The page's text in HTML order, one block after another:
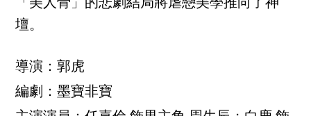
「美人骨」的悲劇結局將虐戀美學推向了神
壇。
導演：郭虎
編劇：墨寶非寶